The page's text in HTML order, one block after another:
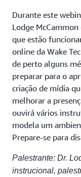
Durante este
Lodge
que estão
online da Wake
de perto alguns
preparar para o
criação de mídia
melhorar a
ouvirá vários
modela um
Prepare-se para
Palestrante: Dr.
instrucional,